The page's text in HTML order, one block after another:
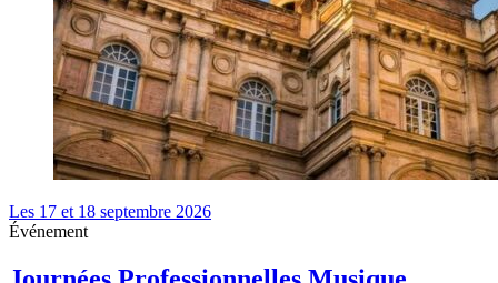
Les 17 et 18 septembre 2026
Événement